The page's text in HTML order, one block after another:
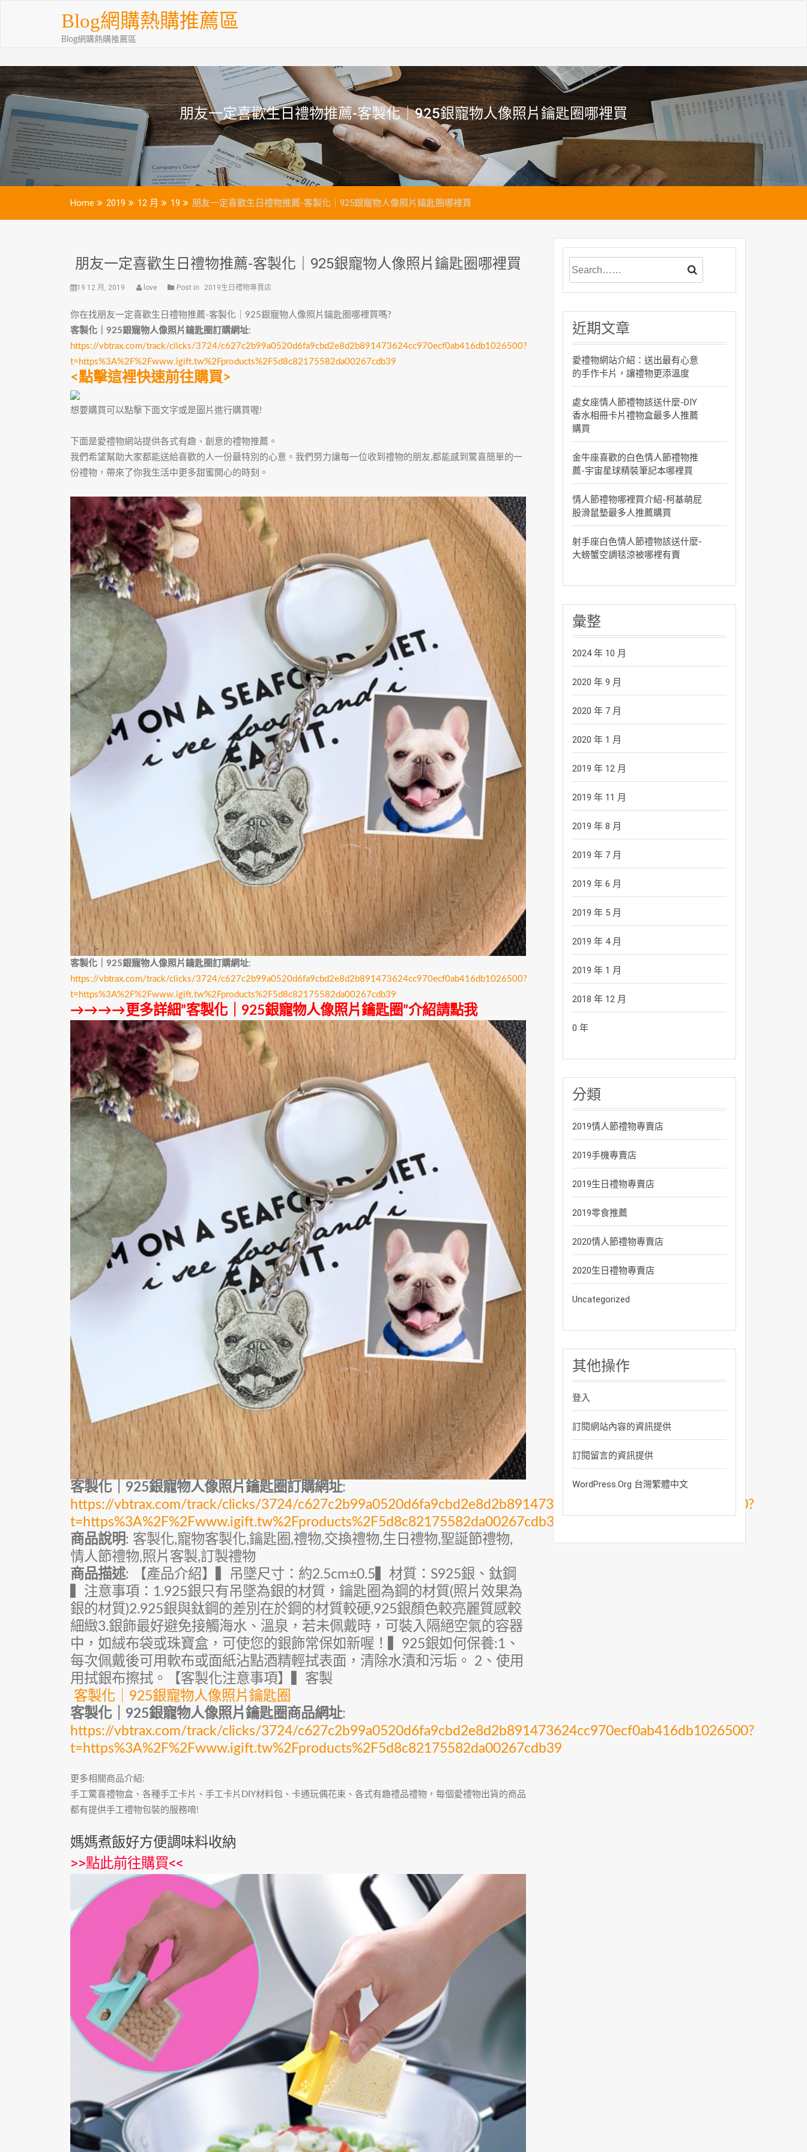
Blog網購熱購推薦區
Blog網購熱購推薦區
朋友一定喜歡生日禮物推薦-客製化｜925銀寵物人像照片鑰匙圈哪裡買
Home 2019 12 月 19 朋友一定喜歡生日禮物推薦-客製化｜925銀寵物人像照片鑰匙圈哪裡買
朋友一定喜歡生日禮物推薦-客製化｜925銀寵物人像照片鑰匙圈哪裡買
19 12 月, 2019 love Post in 2019生日禮物專賣店
你在找朋友一定喜歡生日禮物推薦-客製化｜925銀寵物人像照片鑰匙圈哪裡買嗎?
客製化｜925銀寵物人像照片鑰匙圈訂購網址:
https://vbtrax.com/track/clicks/3724/c627c2b99a0520d6fa9cbd2e8d2b891473624cc970ecf0ab416db1026500?
t=https%3A%2F%2Fwww.igift.tw%2Fproducts%2F5d8c82175582da00267cdb39
<點擊這裡快速前往購買>
想要購買可以點擊下面文字或是圖片進行購買喔!
下面是愛禮物網站提供各式有趣、創意的禮物推薦。
我們希望幫助大家都能送給喜歡的人一份最特別的心意。我們努力讓每一位收到禮物的朋友,都能感到驚喜簡單的一
份禮物，帶來了你我生活中更多甜蜜開心的時刻。
客製化｜925銀寵物人像照片鑰匙圈訂購網址:
https://vbtrax.com/track/clicks/3724/c627c2b99a0520d6fa9cbd2e8d2b891473624cc970ecf0ab416db1026500?
t=https%3A%2F%2Fwww.igift.tw%2Fproducts%2F5d8c82175582da00267cdb39
→→→→更多詳細”客製化｜925銀寵物人像照片鑰匙圈”介紹請點我
客製化｜925銀寵物人像照片鑰匙圈訂購網址:
https://vbtrax.com/track/clicks/3724/c627c2b99a0520d6fa9cbd2e8d2b891473624cc970ecf0ab416db1026500?
t=https%3A%2F%2Fwww.igift.tw%2Fproducts%2F5d8c82175582da00267cdb39
商品說明: 客製化,寵物客製化,鑰匙圈,禮物,交換禮物,生日禮物,聖誕節禮物,
情人節禮物,照片客製,訂製禮物
商品描述: 【產品介紹】▍吊墜尺寸：約2.5cm±0.5▍材質：S925銀、鈦鋼
▍注意事項：1.925銀只有吊墜為銀的材質，鑰匙圈為鋼的材質(照片效果為
銀的材質)2.925銀與鈦鋼的差別在於鋼的材質較硬,925銀顏色較亮麗質感較
細緻3.銀飾最好避免接觸海水、溫泉，若未佩戴時，可裝入隔絕空氣的容器
中，如絨布袋或珠寶盒，可使您的銀飾常保如新喔！▍925銀如何保養:1、
每次佩戴後可用軟布或面紙沾點酒精輕拭表面，清除水漬和污垢。 2、使用
用拭銀布擦拭。【客製化注意事項】▍客製
客製化｜925銀寵物人像照片鑰匙圈
客製化｜925銀寵物人像照片鑰匙圈商品網址:
https://vbtrax.com/track/clicks/3724/c627c2b99a0520d6fa9cbd2e8d2b891473624cc970ecf0ab416db1026500?
t=https%3A%2F%2Fwww.igift.tw%2Fproducts%2F5d8c82175582da00267cdb39
更多相關商品介紹:
手工驚喜禮物盒、各種手工卡片、手工卡片DIY材料包、卡通玩偶花束、各式有趣禮品禮物，每個愛禮物出貨的商品
都有提供手工禮物包裝的服務唷!
媽媽煮飯好方便調味料收納
>>點此前往購買<<
近期文章
愛禮物網站介紹：送出最有心意
的手作卡片，讓禮物更添溫度
處女座情人節禮物該送什麼-DIY
香水相冊卡片禮物盒最多人推薦
購買
金牛座喜歡的白色情人節禮物推
薦-宇宙星球精裝筆記本哪裡買
情人節禮物哪裡買介紹-柯基萌屁
股滑鼠墊最多人推薦購買
射手座白色情人節禮物該送什麼-
大螃蟹空調毯涼被哪裡有賣
彙整
2024 年 10 月
2020 年 9 月
2020 年 7 月
2020 年 1 月
2019 年 12 月
2019 年 11 月
2019 年 8 月
2019 年 7 月
2019 年 6 月
2019 年 5 月
2019 年 4 月
2019 年 1 月
2018 年 12 月
0 年
分類
2019情人節禮物專賣店
2019手機專賣店
2019生日禮物專賣店
2019零食推薦
2020情人節禮物專賣店
2020生日禮物專賣店
Uncategorized
其他操作
登入
訂閱網站內容的資訊提供
訂閱留言的資訊提供
WordPress.org 台灣繁體中文